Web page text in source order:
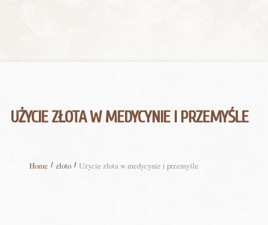
UŻYCIE ZŁOTA W MEDYCYNIE I PRZEMYŚLE
Home złoto Użycie złota w medycynie i przemyśle